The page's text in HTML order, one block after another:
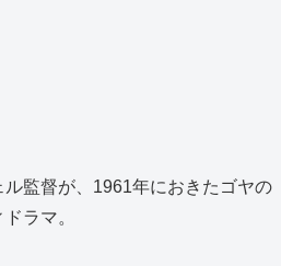
監督が、1961年におきたゴヤの
ラマ。